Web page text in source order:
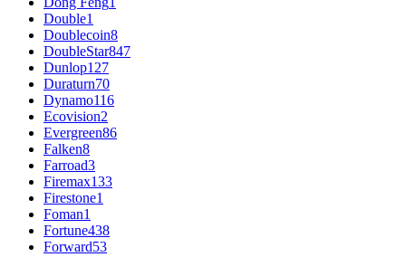
Double1
Doublecoin8
DoubleStar847
Dunlop127
Duraturn70
Dynamo116
Ecovision2
Evergreen86
Falken8
Farroad3
Firemax133
Firestone1
Foman1
Fortune438
Forward53